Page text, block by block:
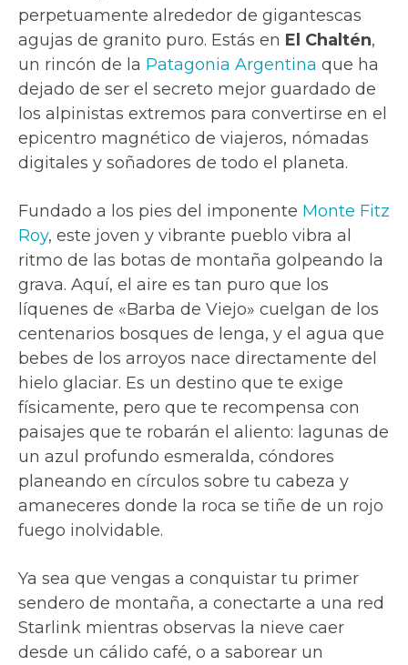
perpetuamente alrededor de gigantescas
agujas de granito puro. Estás en El Chaltén,
un rincón de la Patagonia Argentina que ha
dejado de ser el secreto mejor guardado de
los alpinistas extremos para convertirse en el
epicentro magnético de viajeros, nómadas
digitales y soñadores de todo el planeta.
Fundado a los pies del imponente Monte Fitz
Roy, este joven y vibrante pueblo vibra al
ritmo de las botas de montaña golpeando la
grava. Aquí, el aire es tan puro que los
líquenes de «Barba de Viejo» cuelgan de los
centenarios bosques de lenga, y el agua que
bebes de los arroyos nace directamente del
hielo glaciar. Es un destino que te exige
físicamente, pero que te recompensa con
paisajes que te robarán el aliento: lagunas de
un azul profundo esmeralda, cóndores
planeando en círculos sobre tu cabeza y
amaneceres donde la roca se tiñe de un rojo
fuego inolvidable.
Ya sea que vengas a conquistar tu primer
sendero de montaña, a conectarte a una red
Starlink mientras observas la nieve caer
desde un cálido café, o a saborear un